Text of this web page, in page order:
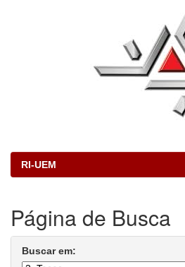
RI-UEM
Página de Busca
Buscar em: